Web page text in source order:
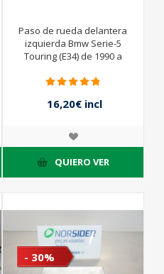
Paso de rueda delantera
izquierda Bmw Serie-5
Touring (E34) de 1990 a
16,20€ incl
impuestos
QUIERO VER
- 30%